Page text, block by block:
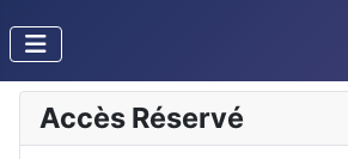
Accès Réservé